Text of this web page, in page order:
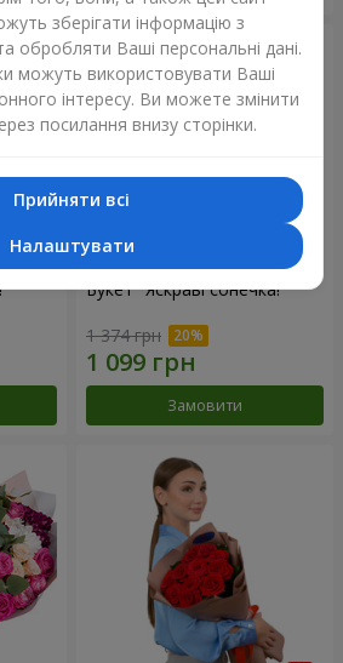
Букет "Яскраві сонечка!"
1 374 грн
Замовити
зберігати інформацію з
обробляти Ваші персональні дані.
можуть використовувати Ваші
інтересу. Ви можете змінити
посилання внизу сторінки.
Прийняти всі
Налаштувати